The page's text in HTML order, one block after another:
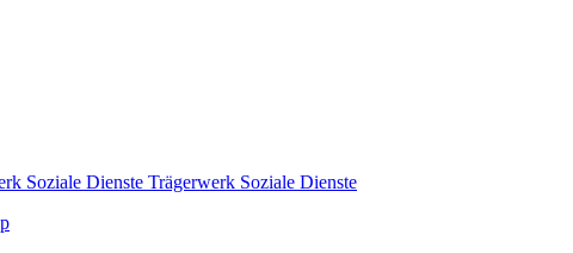
Trägerwerk Soziale Dienste